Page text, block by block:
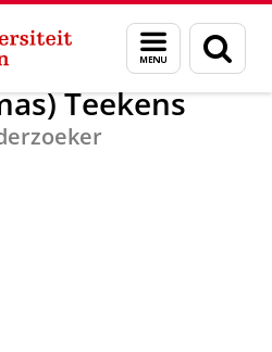
Menu
en
zoeken
T.P. (Thomas) Teekens
Teekens